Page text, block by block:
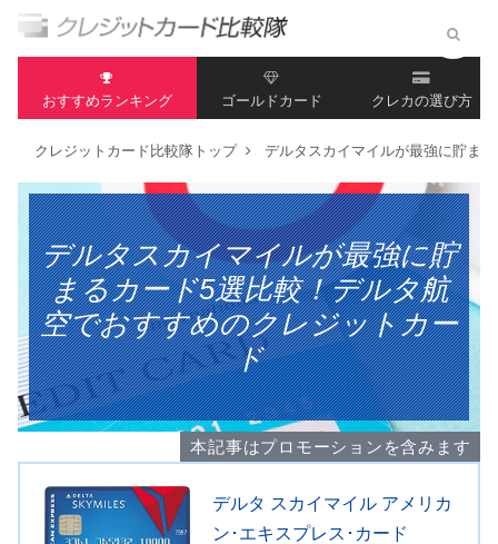
おすすめランキング ゴールドカード クレカの選び方
クレジットカード比較隊トップ デルタスカイマイルが最強に貯ま
デルタスカイマイルが最強に貯
まるカード5選比較！デルタ航
空でおすすめのクレジットカー
ド
本記事はプロモーションを含みます
デルタ スカイマイル アメリカ
ン･エキスプレス･カード